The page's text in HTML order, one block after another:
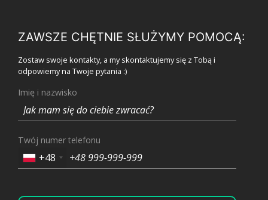
ZAWSZE CHĘTNIE SŁUŻYMY POMOCĄ:
Zostaw swoje kontakty, a my skontaktujemy się z Tobą i
odpowiemy na Twoje pytania :)
Imię i nazwisko
Twój numer telefonu
+48